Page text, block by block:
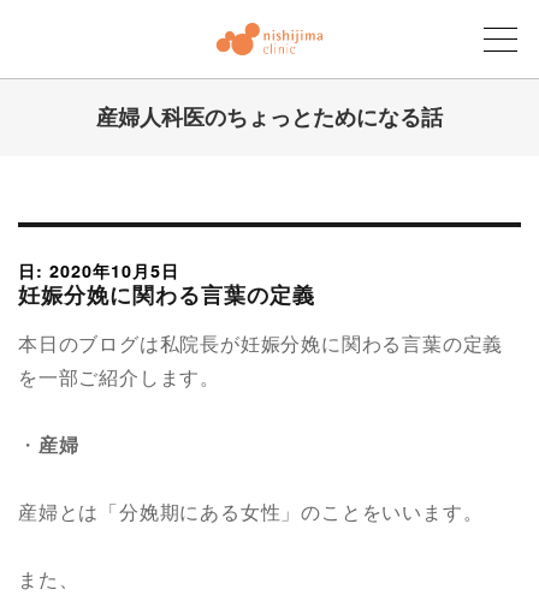
産婦人科医のちょっとためになる話
日: 2020年10月5日
妊娠分娩に関わる言葉の定義
本日のブログは私院長が妊娠分娩に関わる言葉の定義
を一部ご紹介します。
・ 産婦
産婦とは「分娩期にある女性」のことをいいます。
また、